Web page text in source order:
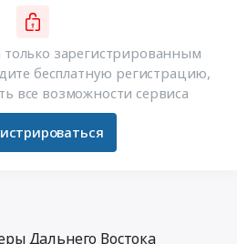
только зарегистрированным
бесплатную регистрацию,
все возможности сервиса
Дальнего Востока